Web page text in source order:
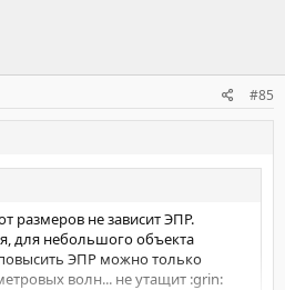
#85
размеров не зависит ЭПР.
для небольшого объекта
ЭПР можно только
волн... не утащит :grin: